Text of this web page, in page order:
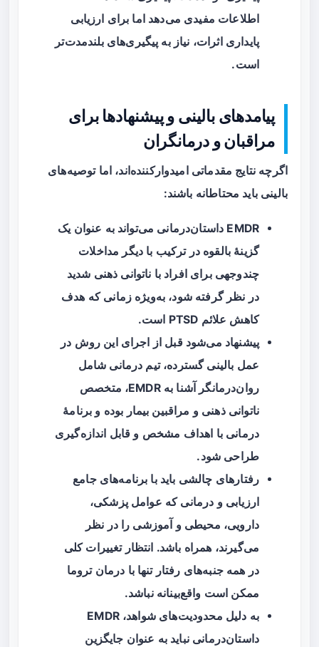
اطلاعات مفیدی می‌دهد اما برای ارزیابی
پایداری اثرات، نیاز به پیگیری‌های بلندمدت‌تر
است.
پیامدهای بالینی و پیشنهادها برای
مراقبان و درمانگران
اگرچه نتایج مقدماتی امیدوارکننده‌اند، اما توصیه‌های
بالینی باید محتاطانه باشند:
EMDR داستان‌درمانی می‌تواند به عنوان یک
گزینهٔ بالقوه در ترکیب با دیگر مداخلات
چندوجهی برای افراد با ناتوانی ذهنی شدید
در نظر گرفته شود، به‌ویژه زمانی که هدف
کاهش علائم PTSD است.
پیشنهاد می‌شود قبل از اجرای این روش در
عمل بالینی گسترده، تیم درمانی شامل
روان‌درمانگر آشنا به EMDR، متخصص
ناتوانی ذهنی و مراقبین بیمار بوده و برنامهٔ
درمانی با اهداف مشخص و قابل اندازه‌گیری
طراحی شود.
رفتارهای چالشی باید با برنامه‌های جامع
ارزیابی و درمانی که عوامل پزشکی،
دارویی، محیطی و آموزشی را در نظر
می‌گیرند، همراه باشد. انتظار تغییرات کلی
در همه جنبه‌های رفتار تنها با درمان تروما
ممکن است واقع‌بینانه نباشد.
به دلیل محدودیت‌های شواهد، EMDR
داستان‌درمانی نباید به عنوان جایگزین